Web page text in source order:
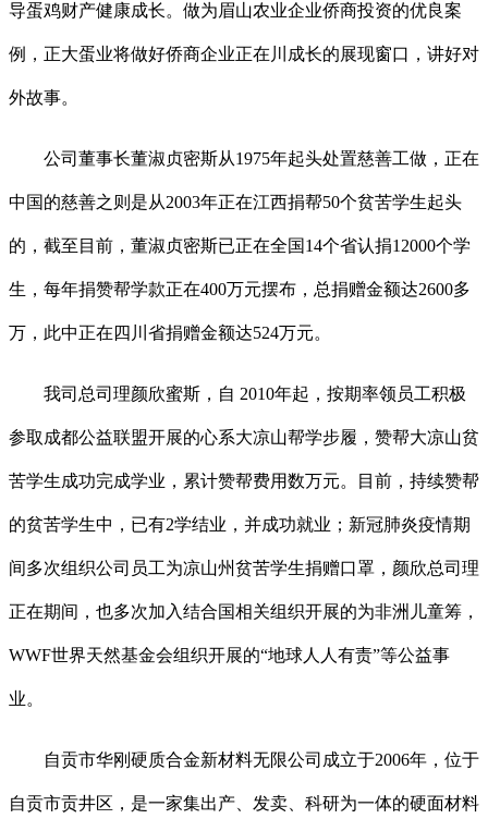
导蛋鸡财产健康成长。做为眉山农业企业侨商投资的优良案
例，正大蛋业将做好侨商企业正在川成长的展现窗口，讲好对
外故事。
公司董事长董淑贞密斯从1975年起头处置慈善工做，正在
中国的慈善之则是从2003年正在江西捐帮50个贫苦学生起头
的，截至目前，董淑贞密斯已正在全国14个省认捐12000个学
生，每年捐赞帮学款正在400万元摆布，总捐赠金额达2600多
万，此中正在四川省捐赠金额达524万元。
我司总司理颜欣蜜斯，自 2010年起，按期率领员工积极
参取成都公益联盟开展的心系大凉山帮学步履，赞帮大凉山贫
苦学生成功完成学业，累计赞帮费用数万元。目前，持续赞帮
的贫苦学生中，已有2学结业，并成功就业；新冠肺炎疫情期
间多次组织公司员工为凉山州贫苦学生捐赠口罩，颜欣总司理
正在期间，也多次加入结合国相关组织开展的为非洲儿童筹，
WWF世界天然基金会组织开展的“地球人人有责”等公益事
业。
自贡市华刚硬质合金新材料无限公司成立于2006年，位于
自贡市贡井区，是一家集出产、发卖、科研为一体的硬面材料